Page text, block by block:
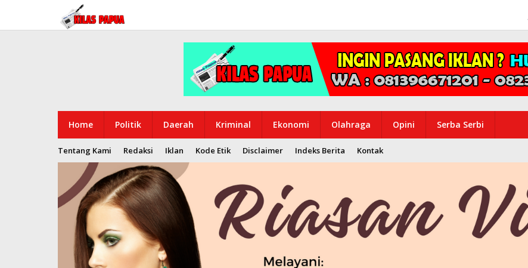
konten
Home Politik Daerah Kriminal Ekonomi Olahraga Opini Serba Serbi
Tentang Kami Redaksi Iklan Kode Etik Disclaimer Indeks Berita Kontak